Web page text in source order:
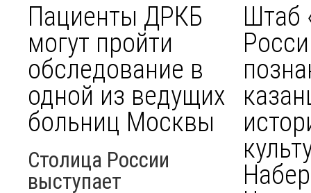
Пациенты ДРКБ
могут пройти
обследование в
одной из ведущих
больниц Москвы
Столица России
выступает
Штаб